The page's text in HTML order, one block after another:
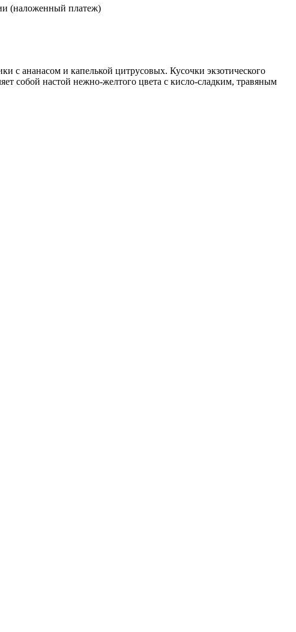
(наложенный платеж)
с ананасом и капелькой цитрусовых. Кусочки экзотического
собой настой нежно-желтого цвета с кисло-сладким, травяным